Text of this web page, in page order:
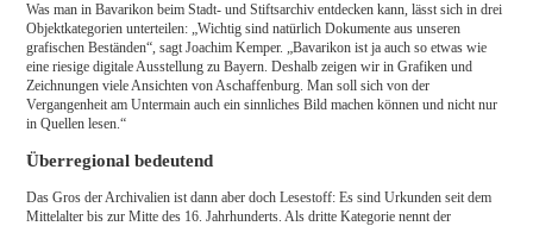
Was man in Bavarikon beim Stadt- und Stiftsarchiv entdecken kann, lässt sich in drei
Objektkategorien unterteilen: „Wichtig sind natürlich Dokumente aus unseren
grafischen Beständen“, sagt Joachim Kemper. „Bavarikon ist ja auch so etwas wie
eine riesige digitale Ausstellung zu Bayern. Deshalb zeigen wir in Grafiken und
Zeichnungen viele Ansichten von Aschaffenburg. Man soll sich von der
Vergangenheit am Untermain auch ein sinnliches Bild machen können und nicht nur
in Quellen lesen.“
Überregional bedeutend
Das Gros der Archivalien ist dann aber doch Lesestoff: Es sind Urkunden seit dem
Mittelalter bis zur Mitte des 16. Jahrhunderts. Als dritte Kategorie nennt der